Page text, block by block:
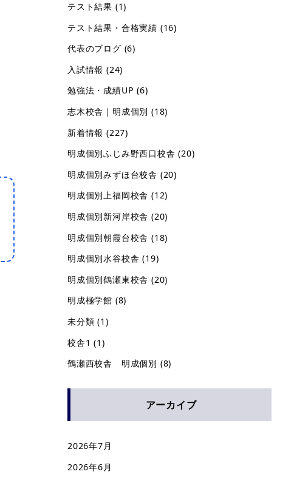
テスト結果 (1)
テスト結果・合格実績 (16)
代表のブログ (6)
入試情報 (24)
勉強法・成績UP (6)
志木校舎｜明成個別 (18)
新着情報 (227)
明成個別ふじみ野西口校舎 (20)
明成個別みずほ台校舎 (20)
明成個別上福岡校舎 (12)
明成個別新河岸校舎 (20)
明成個別朝霞台校舎 (18)
明成個別水谷校舎 (19)
明成個別鶴瀬東校舎 (20)
明成極学館 (8)
未分類 (1)
校舎1 (1)
鶴瀬西校舎 明成個別 (8)
アーカイブ
2026年7月
2026年6月